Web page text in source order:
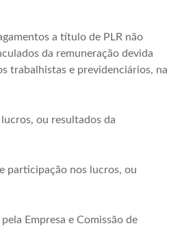
a título de PLR não
da remuneração devida
trabalhistas e previdenciários, na
ou resultados da
participação nos lucros, ou
Empresa e Comissão de